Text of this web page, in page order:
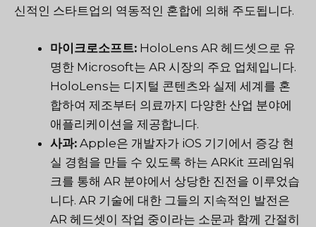
신적인 스타트업의 역동적인 혼합에 의해 주도됩니다.
마이크로소프트: HoloLens AR 헤드셋으로 유
명한 Microsoft는 AR 시장의 주요 업체입니다.
HoloLens는 디지털 콘텐츠와 실제 세계를 혼
합하여 제조부터 의료까지 다양한 산업 분야에
애플리케이션을 제공합니다.
사과: Apple은 개발자가 iOS 기기에서 증강 현
실 경험을 만들 수 있도록 하는 ARKit 프레임워
크를 통해 AR 분야에서 상당한 진전을 이루었습
니다. AR 기술에 대한 그들의 지속적인 발전은
AR 헤드셋이 작업 중이라는 소문과 함께 간절히